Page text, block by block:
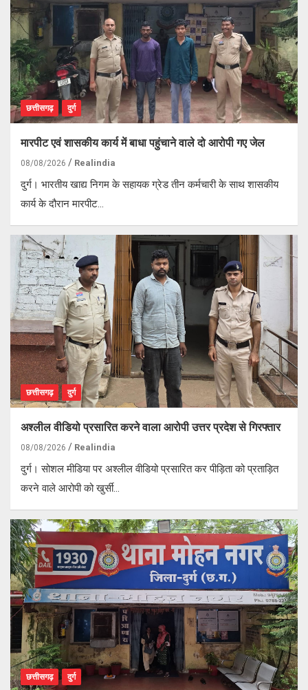
छत्तीसगढ़ दुर्ग
मारपीट एवं शासकीय कार्य में बाधा पहुंचाने वाले दो आरोपी गए जेल
08/08/2026 Realindia
दुर्ग। भारतीय खाद्य निगम के सहायक ग्रेड तीन कर्मचारी के साथ शासकीय
कार्य के दौरान मारपीट…
छत्तीसगढ़ दुर्ग
अश्लील वीडियो प्रसारित करने वाला आरोपी उत्तर प्रदेश से गिरफ्तार
08/08/2026 Realindia
दुर्ग। सोशल मीडिया पर अश्लील वीडियो प्रसारित कर पीड़िता को प्रताड़ित
करने वाले आरोपी को खुर्सी…
छत्तीसगढ़ दुर्ग